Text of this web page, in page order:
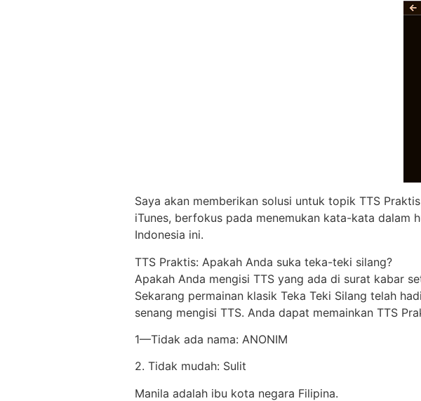
Saya akan memberikan solusi untuk topik TTS
iTunes, berfokus pada menemukan kata-kata dalam
Indonesia ini.
TTS Praktis: Apakah Anda suka teka-teki silang?
Apakah Anda mengisi TTS yang ada di surat kabar
Sekarang permainan klasik Teka Teki Silang telah
senang mengisi TTS. Anda dapat memainkan TTS
1—Tidak ada nama: ANONIM
2. Tidak mudah: Sulit
Manila adalah ibu kota negara Filipina.